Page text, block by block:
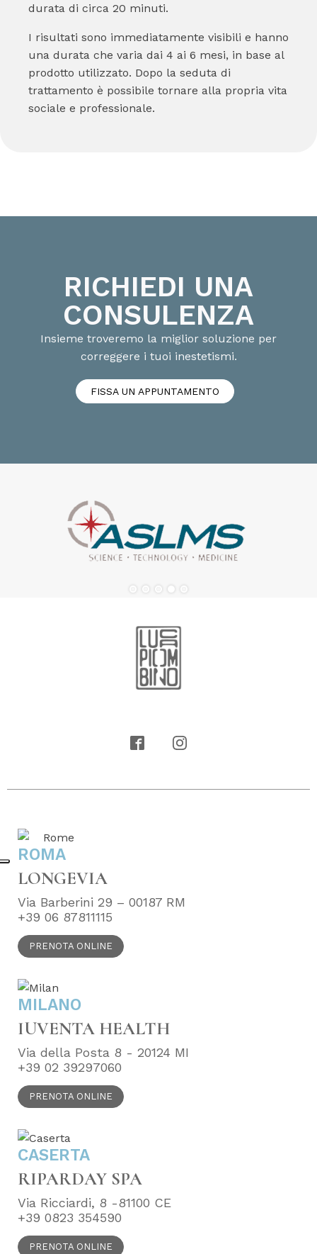
durata di circa 20 minuti.
I risultati sono immediatamente visibili e hanno
una durata che varia dai 4 ai 6 mesi, in base al
prodotto utilizzato. Dopo la seduta di
trattamento è possibile tornare alla propria vita
sociale e professionale.
RICHIEDI UNA
CONSULENZA
Insieme troveremo la miglior soluzione per
correggere i tuoi inestetismi.
FISSA UN APPUNTAMENTO
ROMA
LONGEVIA
Via Barberini 29 – 00187 RM
+39 06 87811115
PRENOTA ONLINE
MILANO
IUVENTA HEALTH
Via della Posta 8 - 20124 MI
+39 02 39297060
PRENOTA ONLINE
CASERTA
RIPARDAY SPA
Via Ricciardi, 8 -81100 CE
+39 0823 354590
PRENOTA ONLINE